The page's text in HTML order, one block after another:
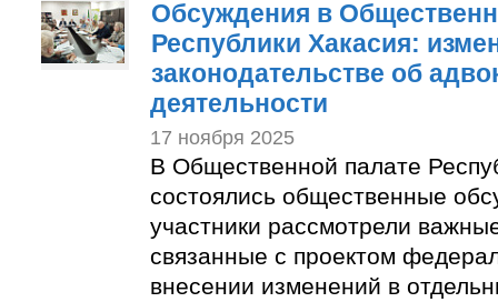
Обсуждения в
Республики Хакасия:
законодательстве об
деятельности
17 ноября 2025
В Общественной палате
состоялись общественные
участники рассмотрели
связанные с проектом
внесении изменений в